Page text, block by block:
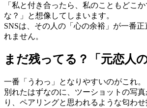
「私と付き合ったら、私のこともどこ
な？」と想像してしまいます。
SNSは、その人の「心の余裕」が一番
れません。
まだ残ってる？「元恋人の
一番「うわっ」となりやすいのがこれ。
別れたはずなのに、ツーショットの写
り、ペアリングと思われるような匂わ